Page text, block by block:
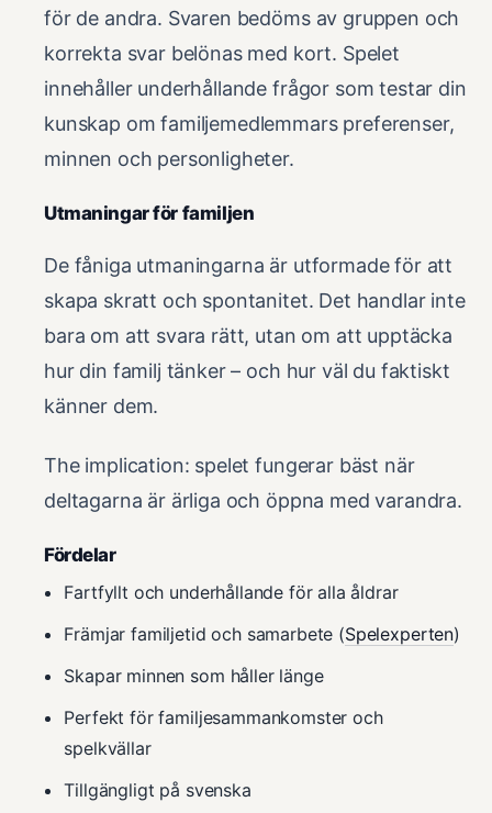
för de andra. Svaren bedöms av gruppen och
korrekta svar belönas med kort. Spelet
innehåller underhållande frågor som testar din
kunskap om familjemedlemmars preferenser,
minnen och personligheter.
Utmaningar för familjen
De fåniga utmaningarna är utformade för att
skapa skratt och spontanitet. Det handlar inte
bara om att svara rätt, utan om att upptäcka
hur din familj tänker – och hur väl du faktiskt
känner dem.
The implication: spelet fungerar bäst när
deltagarna är ärliga och öppna med varandra.
Fördelar
Fartfyllt och underhållande för alla åldrar
Främjar familjetid och samarbete (Spelexperten)
Skapar minnen som håller länge
Perfekt för familjesammankomster och
spelkvällar
Tillgängligt på svenska